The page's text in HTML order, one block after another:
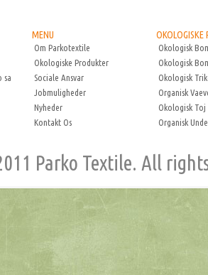
sa
MENU
Om Parkotextile
Okologiske Produkter
Sociale Ansvar
Jobmuligheder
Nyheder
Kontakt Os
OKOLOGISKE
Okologisk
Okologisk
Okologisk
Organisk
Okologisk Toj
Organisk
Parko Textile. All